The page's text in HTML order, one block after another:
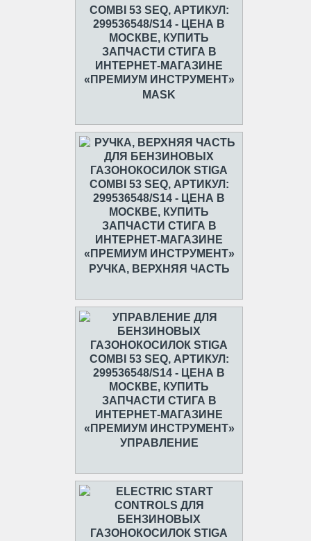
MASK
РУЧКА, ВЕРХНЯЯ ЧАСТЬ
УПРАВЛЕНИЕ